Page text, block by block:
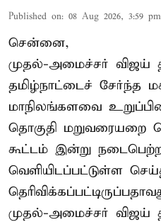
Published on: 08 Aug 2026, 3:59 pm
சென்னை,
முதல்-அமைச்சர் விஜய்
தமிழ்நாட்டைச் சேர்ந்த
மாநிலங்களவை
தொகுதி மறுவரையறை
கூட்டம் இன்று
வெளியிடப்பட்டுள்ள
முதல்-அமைச்சர் விஜய்